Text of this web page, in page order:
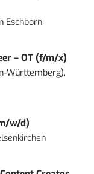
Eschborn
– OT (f/m/x)
Württemberg),
w/d)